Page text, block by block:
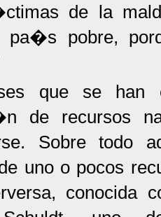
de la
pa�s pobre,
que se han
de recursos
Sobre todo
uno o pocos
conocida